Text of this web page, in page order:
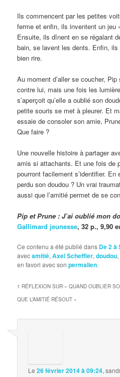
Ils commencent par les petites
ferme et enfin, ils inventent un jeu
Ensuite, ils dînent en se régalant
bain, se lavent les dents. Enfin,
bien rire.
Au moment d’aller se coucher,
contre lui, mais une fois les
s’aperçoit qu’elle a oublié son
petite souris se met à pleurer. Et
essaie de consoler son amie,
Que faire ?
Une nouvelle histoire à partager
amis si attachants. Et une fois de
pourront facilement s’identifier. En
perdu son doudou ? Un vrai
aussi que l’amitié permet de se
Pip et Prune : J’ai oublié mon
Gallimard jeunesse, 32 p., 9,90
Ce contenu a été publié dans De 2 à
avecamitié,Axel Scheffler,doudou,
en favori avec sonpermalien.
1 RÉFLEXION SUR «QUAND OUBLIER
QUE L’AMITIÉ RÉSOUT »
Le26 février 2014 à 09:24,